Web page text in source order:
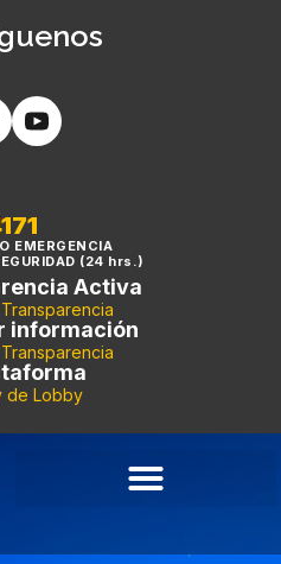
EMERGENCIA
(24 hrs.)
Activa
información
de Lobby